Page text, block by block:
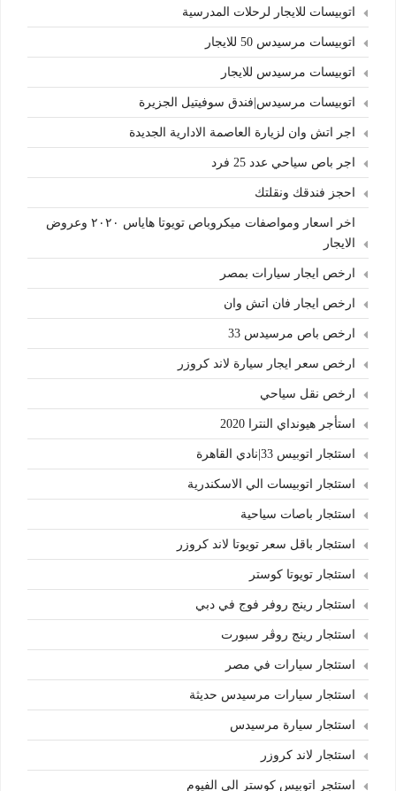
اتوبيسات للايجار لرحلات المدرسية
اتوبيسات مرسيدس 50 للايجار
اتوبيسات مرسيدس للايجار
اتوبيسات مرسيدس|فندق سوفيتيل الجزيرة
اجر اتش وان لزيارة العاصمة الادارية الجديدة
اجر باص سياحي عدد 25 فرد
احجز فندقك ونقلتك
اخر اسعار ومواصفات ميكروباص تويوتا هاياس ٢٠٢٠ وعروض
الايجار
ارخص ايجار سيارات بمصر
ارخص ايجار فان اتش وان
ارخص باص مرسيدس 33
ارخص سعر ايجار سيارة لاند كروزر
ارخص نقل سياحي
استأجر هيونداي النترا 2020
استئجار اتوبيس 33|نادي القاهرة
استئجار اتوبيسات الي الاسكندرية
استئجار باصات سياحية
استئجار باقل سعر تويوتا لاند كروزر
استئجار تويوتا كوستر
استئجار رينج روفر فوج في دبي
استئجار رينج روڤر سبورت
استئجار سيارات في مصر
استئجار سيارات مرسيدس حديثة
استئجار سيارة مرسيدس
استئجار لاند كروزر
استئجر اتوبيس كوستر الي الفيوم